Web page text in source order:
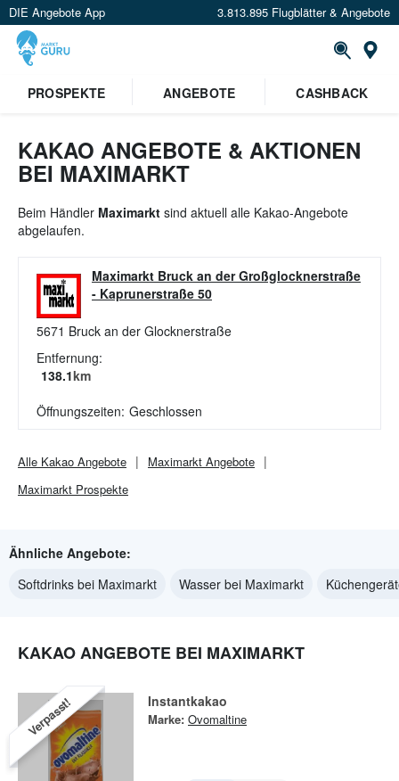
DIE Angebote App 3.813.895 Flugblätter & Angebote
Standort festlegen
PROSPEKTE ANGEBOTE CASHBACK
KAKAO ANGEBOTE & AKTIONEN
BEI MAXIMARKT
Beim Händler Maximarkt sind aktuell alle Kakao-Angebote
abgelaufen.
Maximarkt Bruck an der Großglocknerstraße
- Kaprunerstraße 50
5671 Bruck an der Glocknerstraße
Entfernung:
138.1km
Öffnungszeiten: Geschlossen
Alle Kakao Angebote Maximarkt Angebote
Maximarkt Prospekte
Ähnliche Angebote:
Softdrinks bei Maximarkt
Wasser bei Maximarkt
KAKAO ANGEBOTE BEI MAXIMARKT
Verpasst! Instantkakao
Marke: Ovomaltine